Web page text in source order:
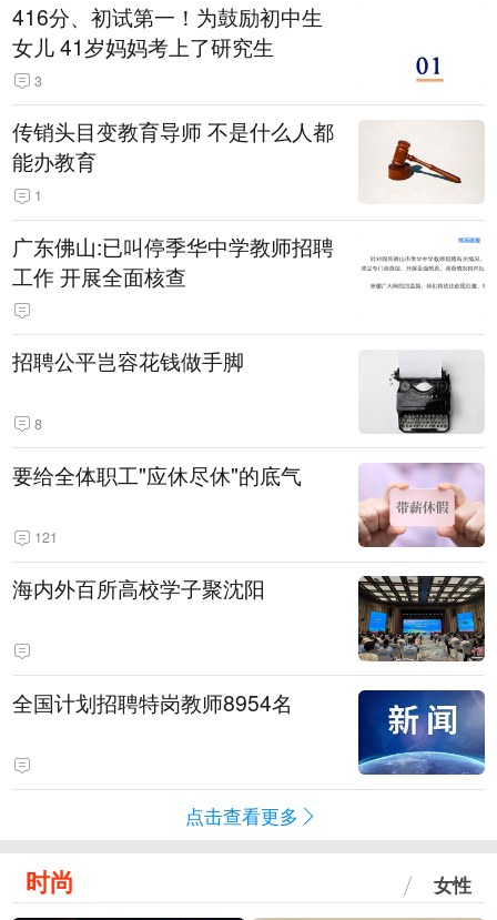
416分、初试第一！为鼓励初中生
女儿 41岁妈妈考上了研究生
3
传销头目变教育导师 不是什么人都
能办教育
1
广东佛山:已叫停季华中学教师招聘
工作 开展全面核查
招聘公平岂容花钱做手脚
8
要给全体职工"应休尽休"的底气
121
海内外百所高校学子聚沈阳
全国计划招聘特岗教师8954名
点击查看更多
时尚 女性